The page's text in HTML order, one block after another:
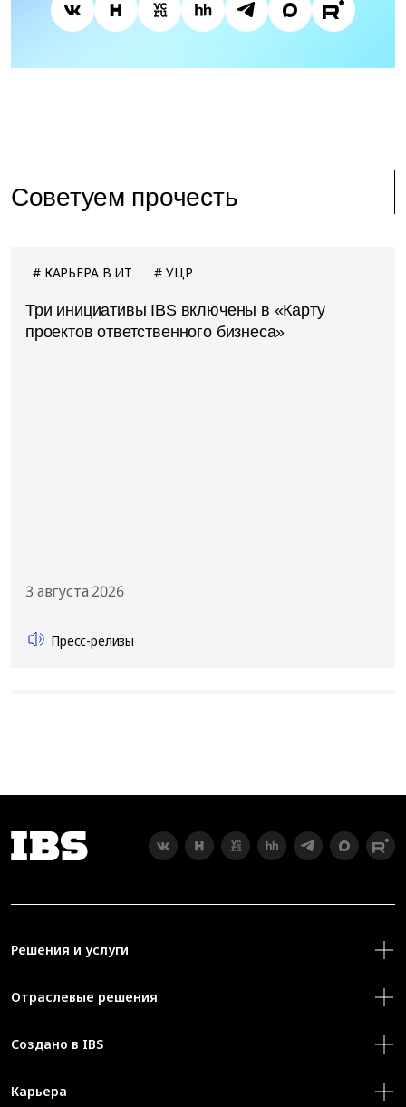
Советуем прочесть
КАРЬЕРА В ИТ УЦР
Три инициативы IBS включены в «Карту
проектов ответственного бизнеса»
3 августа 2026
Пресс-релизы
Решения и услуги
Отраслевые решения
Создано в IBS
Карьера